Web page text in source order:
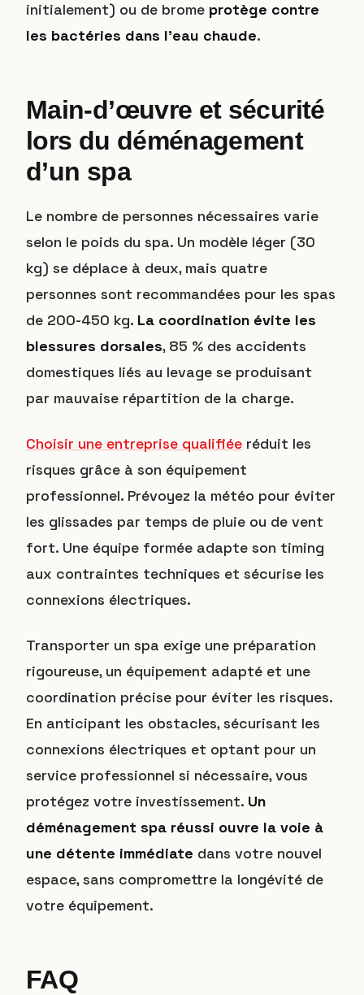
initialement) ou de brome protège contre
les bactéries dans l’eau chaude.
Main-d’œuvre et sécurité
lors du déménagement
d’un spa
Le nombre de personnes nécessaires varie
selon le poids du spa. Un modèle léger (30
kg) se déplace à deux, mais quatre
personnes sont recommandées pour les spas
de 200-450 kg. La coordination évite les
blessures dorsales, 85 % des accidents
domestiques liés au levage se produisant
par mauvaise répartition de la charge.
Choisir une entreprise qualifiée réduit les
risques grâce à son équipement
professionnel. Prévoyez la météo pour éviter
les glissades par temps de pluie ou de vent
fort. Une équipe formée adapte son timing
aux contraintes techniques et sécurise les
connexions électriques.
Transporter un spa exige une préparation
rigoureuse, un équipement adapté et une
coordination précise pour éviter les risques.
En anticipant les obstacles, sécurisant les
connexions électriques et optant pour un
service professionnel si nécessaire, vous
protégez votre investissement. Un
déménagement spa réussi ouvre la voie à
une détente immédiate dans votre nouvel
espace, sans compromettre la longévité de
votre équipement.
FAQ